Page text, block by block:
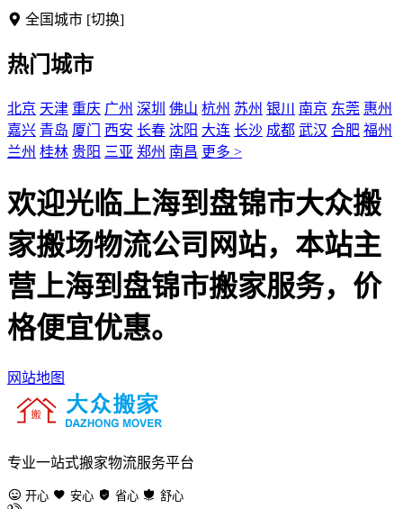
全国城市 [切换]
热门城市
北京 天津 重庆 广州 深圳 佛山 杭州 苏州 银川 南京 东莞 惠州
嘉兴 青岛 厦门 西安 长春 沈阳 大连 长沙 成都 武汉 合肥 福州
兰州 桂林 贵阳 三亚 郑州 南昌 更多 >
欢迎光临上海到盘锦市大众搬
家搬场物流公司网站，本站主
营上海到盘锦市搬家服务，价
格便宜优惠。
网站地图
专业一站式搬家物流服务平台
开心 安心 省心 舒心